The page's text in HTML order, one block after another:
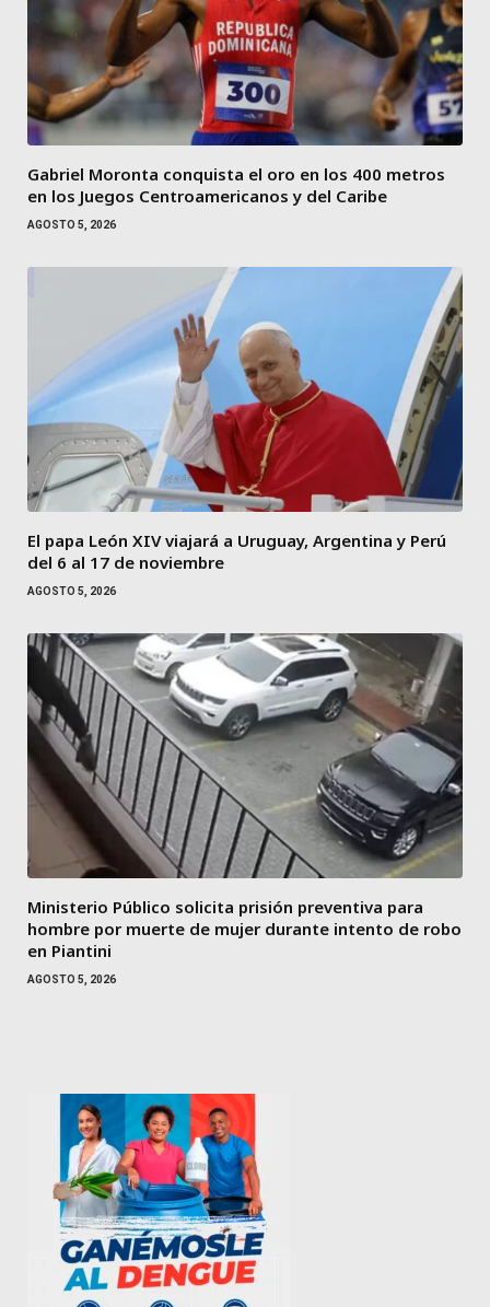
Gabriel Moronta conquista el oro en los 400 metros
en los Juegos Centroamericanos y del Caribe
AGOSTO 5, 2026
El papa León XIV viajará a Uruguay, Argentina y Perú
del 6 al 17 de noviembre
AGOSTO 5, 2026
Ministerio Público solicita prisión preventiva para
hombre por muerte de mujer durante intento de robo
en Piantini
AGOSTO 5, 2026